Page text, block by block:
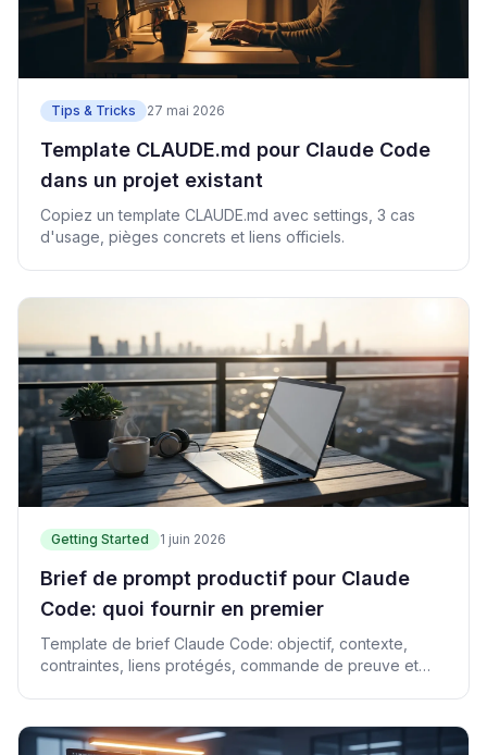
Tips & Tricks 27 mai 2026
Template CLAUDE.md pour Claude Code
dans un projet existant
Copiez un template CLAUDE.md avec settings, 3 cas
d'usage, pièges concrets et liens officiels.
Getting Started 1 juin 2026
Brief de prompt productif pour Claude
Code: quoi fournir en premier
Template de brief Claude Code: objectif, contexte,
contraintes, liens protégés, commande de preuve et